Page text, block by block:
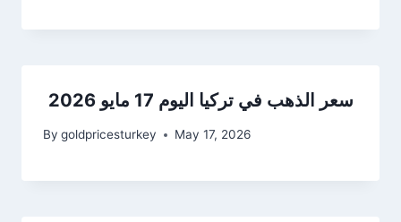
سعر الذهب في تركيا اليوم 17 مايو 2026
By goldpricesturkey May 17, 2026